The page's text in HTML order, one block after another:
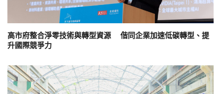
高市府整合淨零技術與轉型資源 偕同企業加速低碳轉型、提
升國際競爭力